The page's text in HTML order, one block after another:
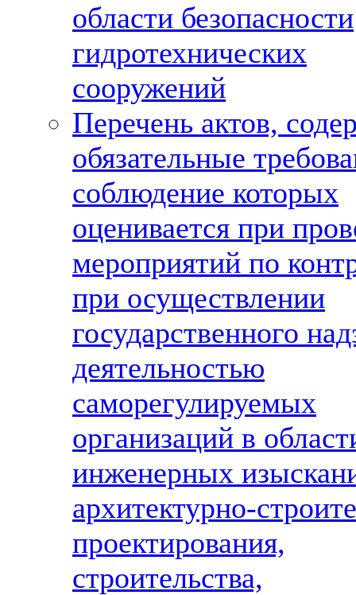
области безопасности
гидротехнических
сооружений
Перечень актов,
обязательные
соблюдение которых
оценивается при
мероприятий по
при осуществлении
государственного
деятельностью
саморегулируемых
организаций в
инженерных
архитектурно-
проектирования,
строительства,